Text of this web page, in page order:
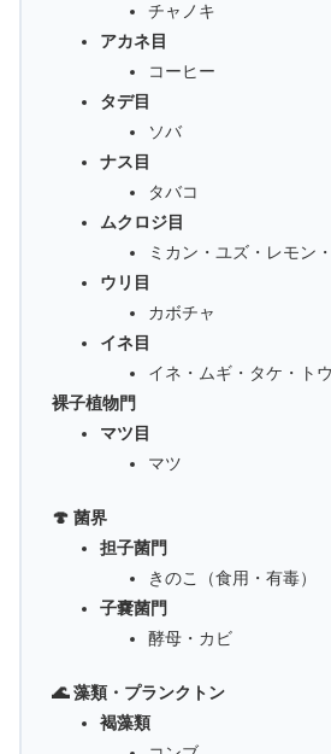
チャノキ
アカネ目
コーヒー
タデ目
ソバ
ナス目
タバコ
ムクロジ目
ミカン・ユズ・レモン
ウリ目
カボチャ
イネ目
イネ・ムギ・タケ・ト
裸子植物門
マツ目
マツ
🍄 菌界
担子菌門
きのこ（食用・有毒）
子嚢菌門
酵母・カビ
🌊 藻類・プランクトン
褐藻類